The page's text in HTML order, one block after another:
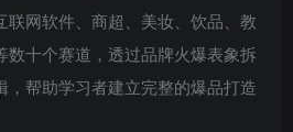
联网软件、商超、美妆、饮品、教
数十个赛道，透过品牌火爆表象拆
，帮助学习者建立完整的爆品打造